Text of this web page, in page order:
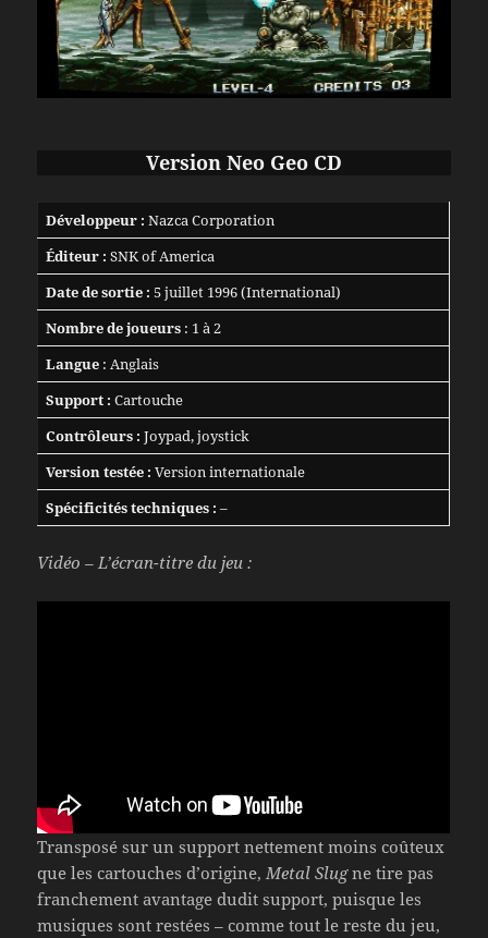
Version Neo Geo CD
Développeur : Nazca Corporation
Éditeur : SNK of America
Date de sortie : 5 juillet 1996 (International)
Nombre de joueurs: 1 à 2
Langue : Anglais
Support : Cartouche
Contrôleurs : Joypad, joystick
Version testée : Version internationale
Spécificités techniques : –
Vidéo – L’écran-titre du jeu :
Transposé sur un support nettement moins coûteux
que les cartouches d’origine,Metal Slugne tire pas
franchement avantage dudit support, puisque les
musiques sont restées – comme tout le reste du jeu,